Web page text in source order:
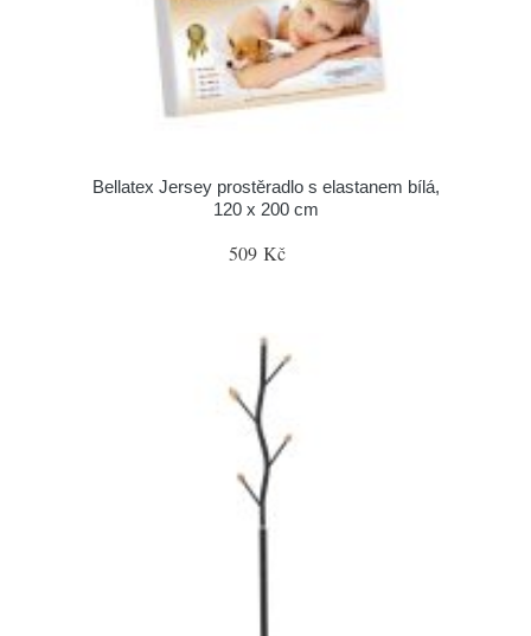
Bellatex Jersey prostěradlo s elastanem bílá,
120 x 200 cm
509 Kč